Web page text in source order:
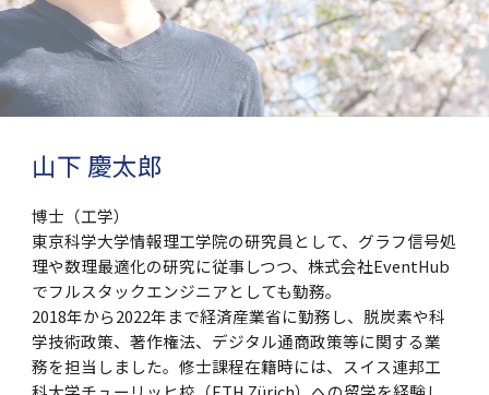
山下 慶太郎
博士（工学）
東京科学大学情報理工学院の研究員として、グラフ信号処
理や数理最適化の研究に従事しつつ、株式会社EventHub
でフルスタックエンジニアとしても勤務。
2018年から2022年まで経済産業省に勤務し、脱炭素や科
学技術政策、著作権法、デジタル通商政策等に関する業
務を担当しました。修士課程在籍時には、スイス連邦工